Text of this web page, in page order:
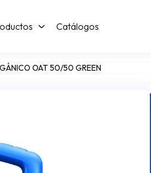
Catálogos
OAT 50/50 GREEN